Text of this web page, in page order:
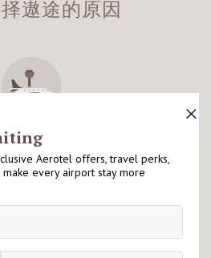
遨途的原因
禁区内外，适合因出入境或转机
看有关酒店落地页以了解更多资